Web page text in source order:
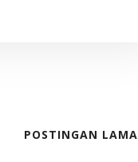
POSTINGAN LAMA